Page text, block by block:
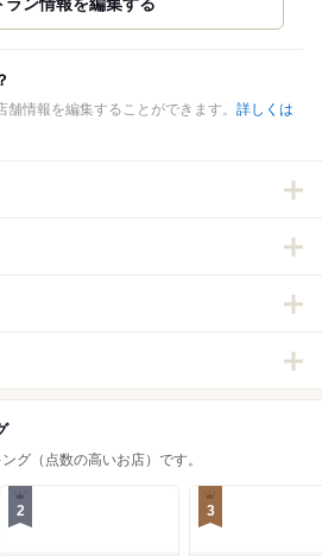
情報を編集することができます。 詳しくは
グ（点数の高いお店）です。
2 3